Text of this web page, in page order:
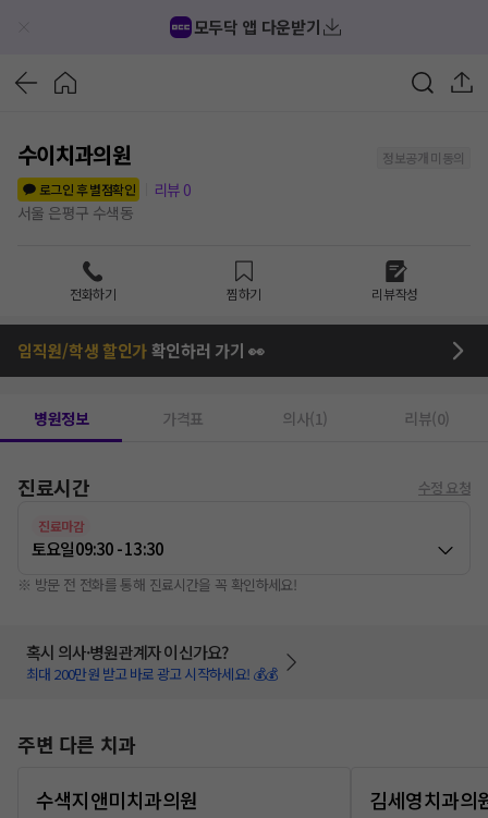
모두닥 앱 다운받기
수이치과의원
정보공개 미동의
로그인 후 별점확인
리뷰 0
서울 은평구 수색동
전화하기 찜하기 리뷰작성
임직원/학생 할인가확인하러 가기 👀
병원정보 가격표 의사(1) 리뷰(0)
진료시간 수정 요청
진료마감
토요일09:30 - 13:30
※ 방문 전 전화를 통해 진료시간을 꼭 확인하세요!
혹시 의사·병원관계자 이신가요?
최대 200만원 받고 바로 광고 시작하세요! 💰💰
주변 다른 치과
수색지앤미치과의원
김세영치과의